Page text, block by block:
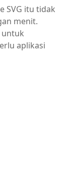
SVG itu tidak
menit.
untuk
aplikasi